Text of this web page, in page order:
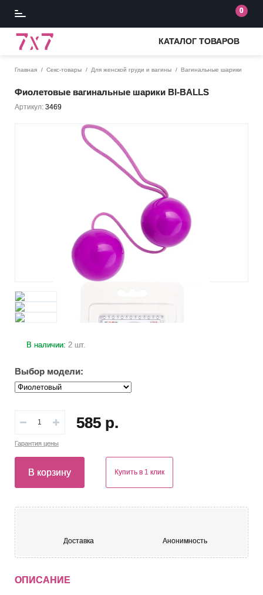
0
КАТАЛОГ ТОВАРОВ
Главная Секс-товары Для женской груди и вагины Вагинальные шарики
Фиолетовые вагинальные шарики BI-BALLS
Артикул: 3469
В наличии: 2 шт.
Выбор модели:
Гарантия цены
585 р.
В корзину Купить в 1 клик
Доставка Анонимность
ОПИСАНИЕ